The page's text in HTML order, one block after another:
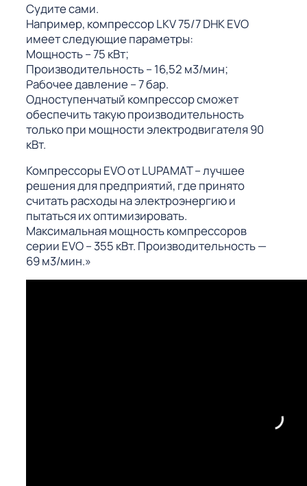
Судите сами.
Например, компрессор LKV 75/7 DHK EVO
имеет следующие параметры:
Мощность – 75 кВт;
Производительность – 16,52 м3/мин;
Рабочее давление – 7 бар.
Одноступенчатый компрессор сможет
обеспечить такую производительность
только при мощности электродвигателя 90
кВт.
Компрессоры EVO от LUPAMAT – лучшее
решения для предприятий, где принято
считать расходы на электроэнергию и
пытаться их оптимизировать.
Максимальная мощность компрессоров
серии EVO – 355 кВт. Производительность —
69 м3/мин.»
АИ